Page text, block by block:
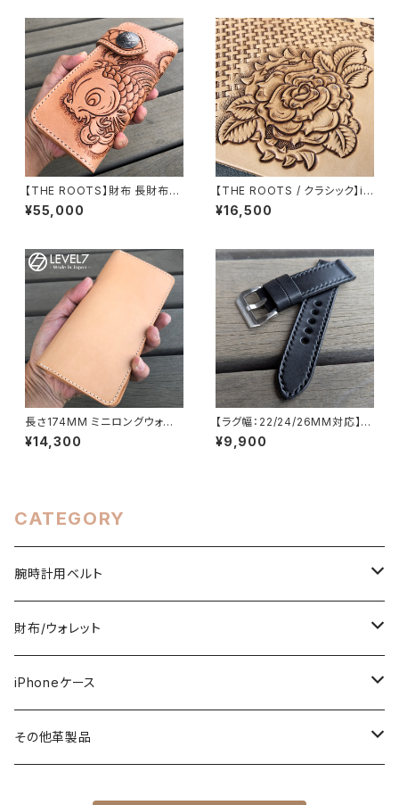
【THE ROOTS】財布 長財布
鯉の滝登り/コイ フィギュアカー
ビング 手縫い イタリアンレザー
¥55,000
【THE ROOTS / クラシック】iP
hone各種対応 花一輪 手帳型
ケース 薔薇/バラ フラワーカー
¥16,500
長さ174MM ミニロングウォレッ
ト 長財布 ナチュラル イタリアン
レザー 生成りのヌメ革/本革財
¥14,300
【ラグ幅：22/24/26MM対応】
【STP-1PBKBK】【子穴：円形】
スムース ブラック 国産なめしの
¥9,900
CATEGORY
腕時計用ベルト
ミシン仕立て（牛ヌメ革）
一枚革仕立て（ストレート型）
ストレート型
手縫い仕立て（牛ヌメ革）
ワニ革（アリゲーター/クロコ）
財布/ウォレット
TRACKER WALLET（トラッカーウォレット）
LONG（ロング）
ROOTs（Heritage Collection）
iPhoneケース
スタンダード
その他革製品